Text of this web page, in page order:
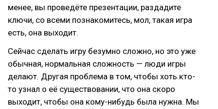
менее, вы проведёте презентации, раздадите
ключи, со всеми познакомитесь, мол, такая игра
есть, она выходит.
Сейчас сделать игру безумно сложно, но это уже
обычная, нормальная сложность — люди игры
делают. Другая проблема в том, чтобы хоть кто-
то узнал о её существовании, что она скоро
выходит, чтобы она кому-нибудь была нужна. Мы